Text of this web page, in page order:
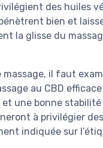
des huiles
bien et
la glisse du
massage, il faut
au CBD
une bonne
à privilégier
indiquée sur